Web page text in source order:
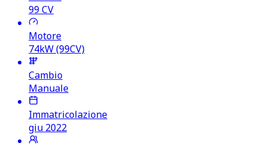
99CV
Motore
74kW (99CV)
Cambio
Manuale
Immatricolazione
giu 2022